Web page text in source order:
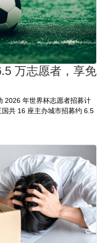
万志愿者，享免
2026 年世界杯志愿者招募计
共 16 座主办城市招募约 6.5